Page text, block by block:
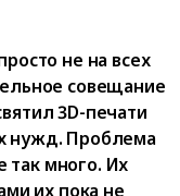
не на всех
совещание
3D-печати
нужд. Проблема
так много. Их
их пока не